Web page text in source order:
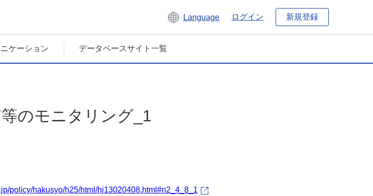
Language ログイン 新規登録
ケーション データベースサイト一覧
のモニタリング_1
policy/hakusyo/h25/html/hj13020408.html#n2_4_8_1